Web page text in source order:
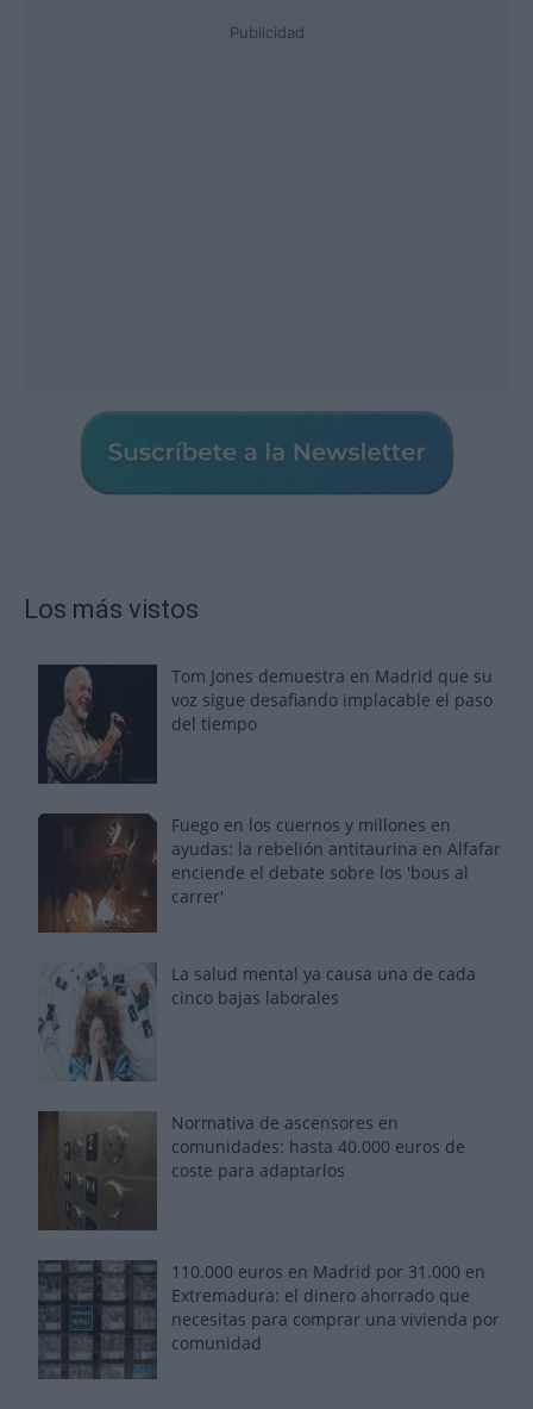
Publicidad
Los más vistos
Tom Jones demuestra en Madrid que su
voz sigue desafiando implacable el paso
del tiempo
Fuego en los cuernos y millones en
ayudas: la rebelión antitaurina en Alfafar
enciende el debate sobre los 'bous al
carrer'
La salud mental ya causa una de cada
cinco bajas laborales
Normativa de ascensores en
comunidades: hasta 40.000 euros de
coste para adaptarlos
110.000 euros en Madrid por 31.000 en
Extremadura: el dinero ahorrado que
necesitas para comprar una vivienda por
comunidad